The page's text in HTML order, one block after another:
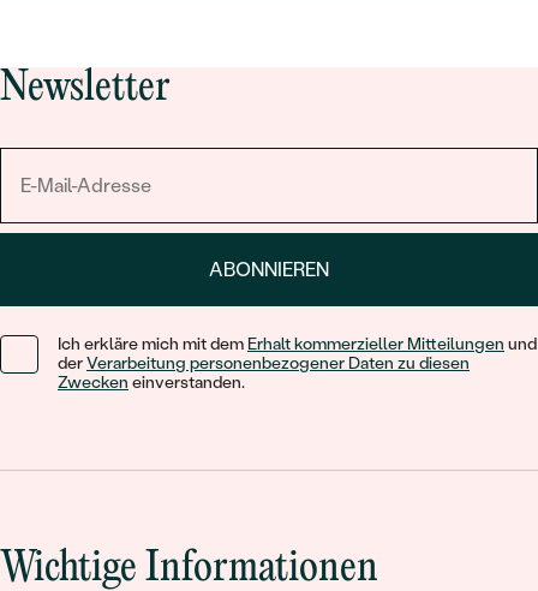
Newsletter
ABONNIEREN
Ich erkläre mich mit dem Erhalt kommerzieller Mitteilungen und
derVerarbeitung personenbezogener Daten zu diesen
Zwecken einverstanden.
Wichtige Informationen